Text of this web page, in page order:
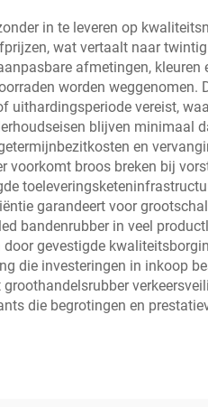
in te leveren op
wat vertaalt naar
afmetingen, kleuren
worden weggenomen.
uithardingsperiode vereist,
blijven minimaal
en
voorkomt broos breken bij
garandeert voor
bandenrubber in veel
gevestigde
die investeringen in inkoop
die begrotingen en